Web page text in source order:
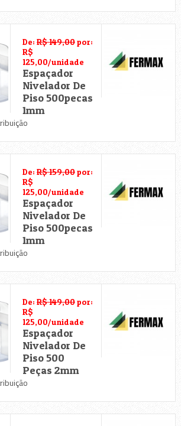
De: R$ 149,00por:
R$
125,00/unidade
Espaçador
Nivelador De
Piso 500pecas
1mm
De: R$ 159,00por:
R$
125,00/unidade
Espaçador
Nivelador De
Piso 500pecas
1mm
De: R$ 149,00por:
R$
125,00/unidade
Espaçador
Nivelador De
Piso 500
Peças 2mm